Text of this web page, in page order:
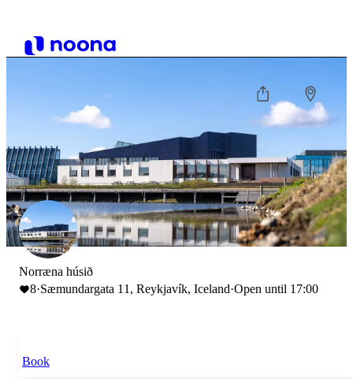
Norræna húsið
8·Sæmundargata 11, Reykjavík, Iceland·Open until 17:00
Book